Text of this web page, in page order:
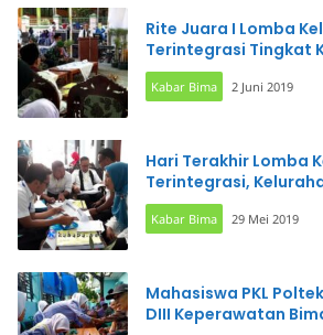
Rite Juara I Lomba
Terintegrasi Tingkat
Kabar Bima 2 Juni 2019
Hari Terakhir Lomba
Terintegrasi,
Kabar Bima 29 Mei 2019
Mahasiswa PKL
DIII Keperawatan